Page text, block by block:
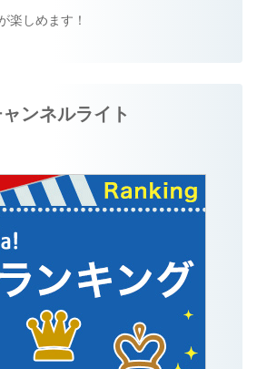
楽しめます！
ンネルライト